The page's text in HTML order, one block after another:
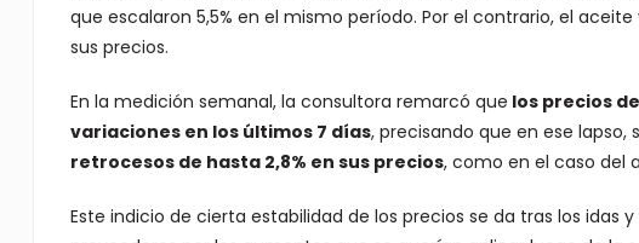
que escalaron 5,5% en el mismo período. Por el contrario, el
sus precios.
En la medición semanal, la consultora remarcó que los precios
variaciones en los últimos 7 días, precisando que en ese
retrocesos de hasta 2,8% en sus precios, como en el caso del
Este indicio de cierta estabilidad de los precios se da tras los idas